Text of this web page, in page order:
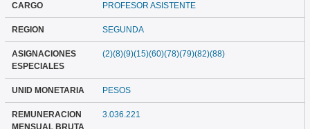
CARGO PROFESOR ASISTENTE
REGION SEGUNDA
ASIGNACIONES
ESPECIALES
(2)(8)(9)(15)(60)(78)(79)(82)(88)
UNID MONETARIA PESOS
REMUNERACION
MENSUAL BRUTA
3.036.221